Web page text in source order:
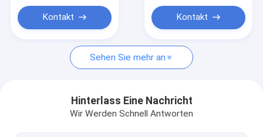
Rechtssachen
Bitte um ein Angebot
Heizer Haare ausgerichtet
Kontakt Kontakt
Sehen Sie mehr an
Hinterlass Eine Nachricht
Wir Werden Schnell Antworten